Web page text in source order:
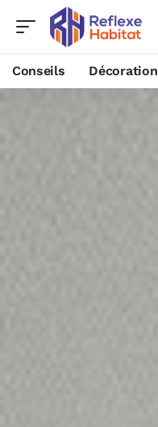
Conseils Décoration